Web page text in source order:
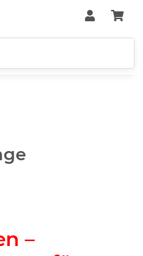
–